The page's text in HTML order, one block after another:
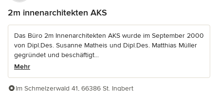
2m innenarchitekten AKS
Das Büro 2m Innenarchitekten AKS wurde im September 2000
von Dipl.Des. Susanne Matheis und Dipl.Des. Matthias Müller
gegründet und beschäftigt...
Mehr
Im Schmelzerwald 41, 66386 St. Ingbert